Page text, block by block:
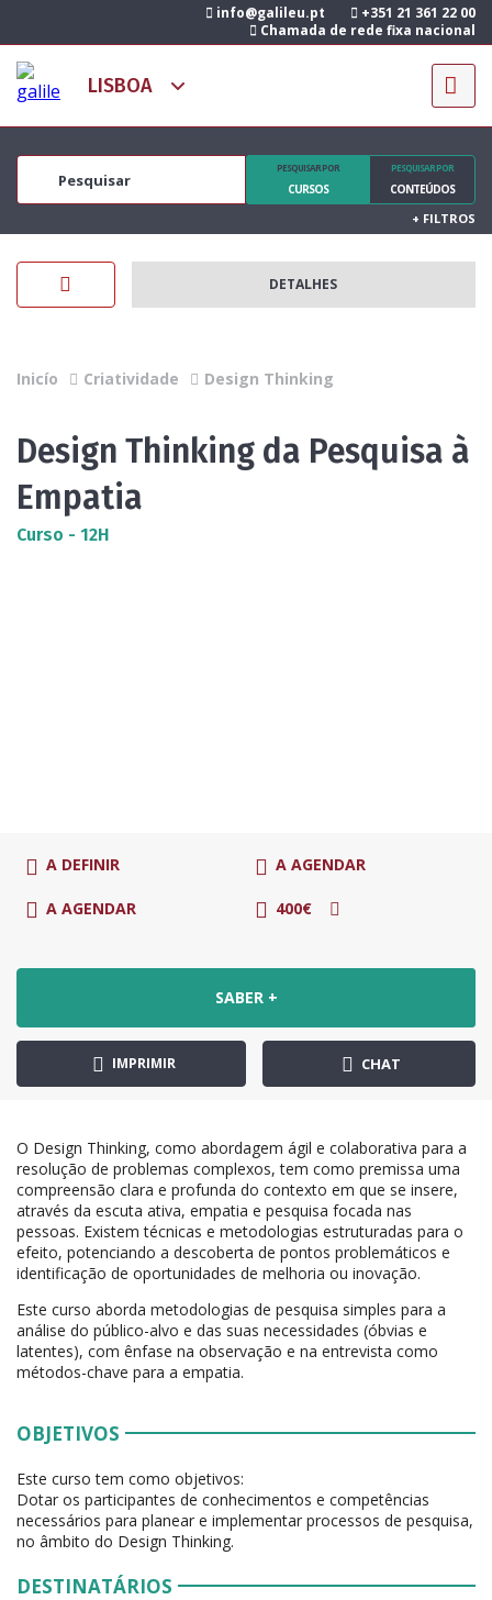
info@galileu.pt
+351 21 361 22 00
Chamada de rede fixa nacional
PESQUISAR POR
CURSOS
PESQUISAR POR
CONTEÚDOS
+ FILTROS
DETALHES
Inicío Criatividade Design Thinking
Design Thinking da Pesquisa à
Empatia
Curso - 12H
A DEFINIR A AGENDAR
A AGENDAR 400€
SABER +
IMPRIMIR CHAT
O Design Thinking, como abordagem ágil e colaborativa para a
resolução de problemas complexos, tem como premissa uma
compreensão clara e profunda do contexto em que se insere,
através da escuta ativa, empatia e pesquisa focada nas
pessoas. Existem técnicas e metodologias estruturadas para o
efeito, potenciando a descoberta de pontos problemáticos e
identificação de oportunidades de melhoria ou inovação.
Este curso aborda metodologias de pesquisa simples para a
análise do público-alvo e das suas necessidades (óbvias e
latentes), com ênfase na observação e na entrevista como
métodos-chave para a empatia.
OBJETIVOS
Este curso tem como objetivos:
Dotar os participantes de conhecimentos e competências
necessários para planear e implementar processos de pesquisa,
no âmbito do Design Thinking.
DESTINATÁRIOS